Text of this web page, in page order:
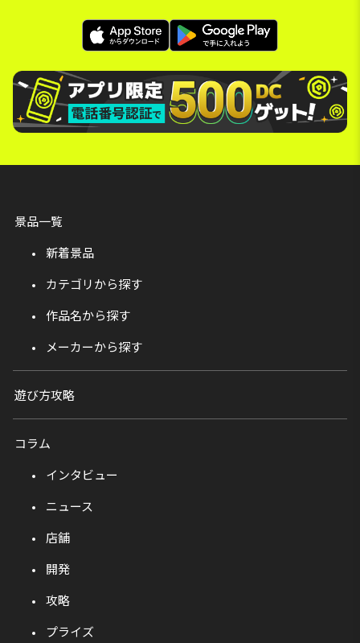
景品一覧
新着景品
カテゴリから探す
作品名から探す
メーカーから探す
遊び方攻略
コラム
インタビュー
ニュース
店舗
開発
攻略
プライズ